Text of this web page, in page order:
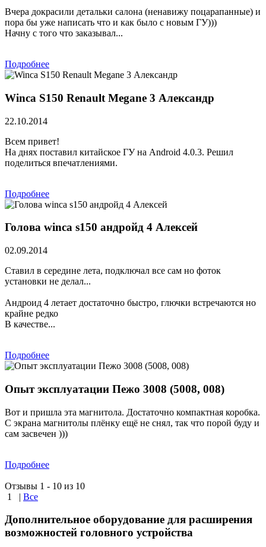
Вчера докрасили детальки салона (ненавижу поцарапанные) и
пора бы уже написать что и как было с новым ГУ)))
Начну с того что заказывал...
Подробнее
Winca S150 Renault Megane 3 Александр
22.10.2014
Всем привет!
На днях поставил китайское ГУ на Android 4.0.3. Решил
поделиться впечатлениями.
Подробнее
Голова winca s150 андройд 4 Алексей
02.09.2014
Ставил в середине лета, подключал все сам но фоток
установки не делал...
Андроид 4 летает достаточно быстро, глючки встречаются но
крайне редко
В качестве...
Подробнее
Опыт эксплуатации Пежо 3008 (5008, 008)
Вот и пришла эта магнитола. Достаточно компактная коробка.
С экрана магнитолы плёнку ещё не снял, так что порой буду и
сам засвечен )))
Подробнее
Отзывы 1 - 10 из 10
1
| Все
Дополнительное оборудование для расширения
возможностей головного устройства